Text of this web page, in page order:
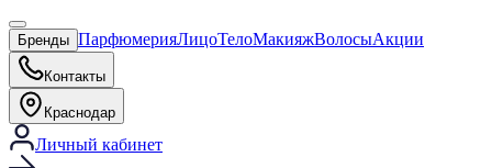
Бренды ПарфюмерияЛицоТелоМакияжВолосыАкции
Контакты
Краснодар
Личный кабинет